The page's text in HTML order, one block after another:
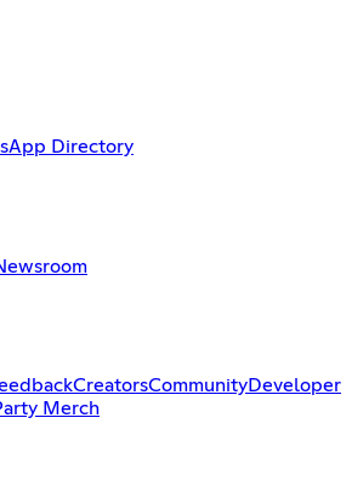
App Directory
CreatorsCommunityDeveloper
Merch